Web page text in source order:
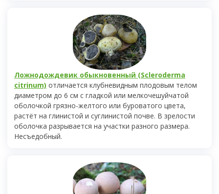
Ложнодождевик обыкновенный (Scleroderma
citrinum) отличается клубневидным плодовым телом
диаметром до 6 см с гладкой или мелкочешуйчатой
оболочкой грязно-желтого или буроватого цвета,
растёт на глинистой и суглинистой почве. В зрелости
оболочка разрывается на участки разного размера.
Несъедобный.